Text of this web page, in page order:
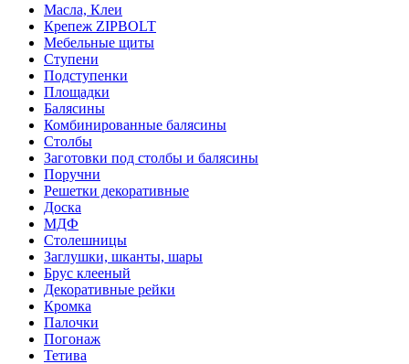
Масла, Клеи
Крепеж ZIPBOLT
Мебельные щиты
Ступени
Подступенки
Площадки
Балясины
Комбинированные балясины
Столбы
Заготовки под столбы и балясины
Поручни
Решетки декоративные
Доска
МДФ
Столешницы
Заглушки, шканты, шары
Брус клееный
Декоративные рейки
Кромка
Палочки
Погонаж
Тетива